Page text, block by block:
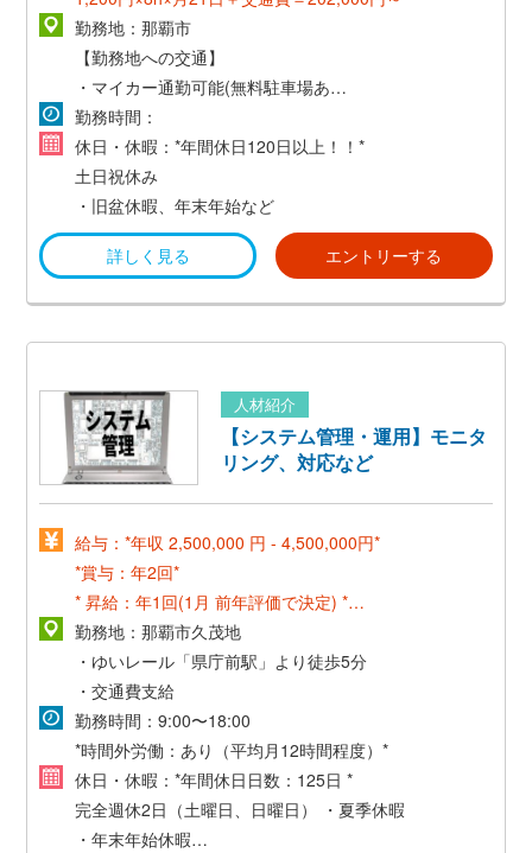
勤務地：那覇市
【勤務地への交通】
・マイカー通勤可能(無料駐車場あり)
・交通費支給(当社規定有)
勤務時間：
休日・休暇：*年間休日120日以上！！*
土日祝休み
・旧盆休暇、年末年始など
詳しく見る エントリーする
人材紹介
【システム管理・運用】モニタ
リング、対応など
給与：*年収 2,500,000 円 - 4,500,000円*
*賞与：年2回*
* 昇給：年1回(1月 前年評価で決定) *
・住宅手当
・通勤手当(月額2万円まで実費支給)
・家族扶養手当(1万円/18才未満)
勤務地：那覇市久茂地
・ゆいレール「県庁前駅」より徒歩5分
・交通費支給
勤務時間：9:00〜18:00
*時間外労働：あり（平均月12時間程度）*
休日・休暇：*年間休日日数：125日 *
完全週休2日（土曜日、日曜日）
・夏季休暇
・年末年始休暇